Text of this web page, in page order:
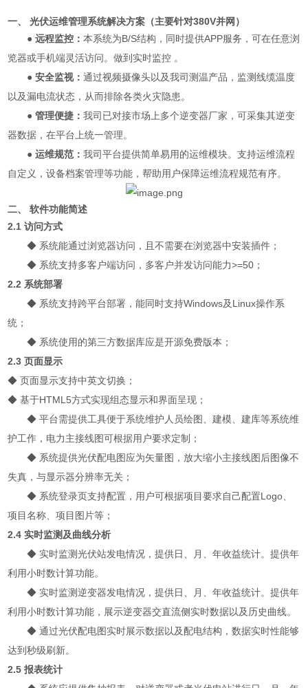
一、 光伏运维管理系统解决方案（主要针对380V并网）
● 远程监控：本系统为B/S结构，同时提供APP服务，可在任意浏
览器或手机端灵活访问。做到实时监控 。
● 安全监视：通过视频摄像头以及我司测温产品，监测线缆温度
以及漏电流状态，从而排除各类火灾隐患。
● 管理便捷：我司已对接市场上多个逆变器厂家，可采集其逆变
器数据，在平台上统一管理。
● 运维规范：我司平台提供简单易用的运维模块。支持运维流程
自定义，设备档案管理等功能，帮助用户保障运维流程规范有序。
二、 软件功能简述
2.1 访问方式
◆ 系统能通过浏览器访问，且不需要在浏览器中安装插件；
◆ 系统支持多客户端访问，多客户并发访问能力>=50；
2.2 系统部署
◆ 系统支持跨平台部署，能同时支持Windows及Linux操作系
统；
◆ 系统使用的第三方数据库应是开源免费版本；
2.3 页面显示
◆页面显示支持中英文切换；
◆基于HTML5方式实现组态显示和界面呈现；
◆平台需提供工具便于系统维护人员绘图、建模、建库等系统维
护工作，电力主接线图可根据用户要求定制；
◆ 系统提供光伏配电图应为矢量图，放大缩小主接线图后图像不
失真，与显示器分辨率无关；
◆ 系统登录页支持配置，用户可根据项目要求自己配置Logo、
项目名称、项目图片等；
2.4 实时监测及曲线分析
◆ 实时监测光伏站发电情况，提供日、月、年收益统计。提供年
利用小时数计算功能。
◆ 实时监测逆变器发电情况，提供日、月、年收益统计。提供年
利用小时数计算功能，展示逆变器交直流侧实时数据以及历史曲线。
◆通过光伏配电图实时展示数据以及配电结构，数据实时性能够
达到秒级刷新。
2.5 报表统计